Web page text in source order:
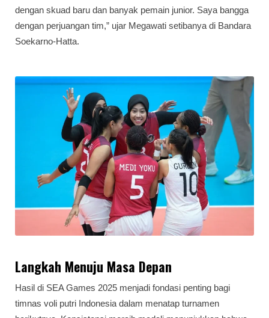
dengan skuad baru dan banyak pemain junior. Saya bangga
dengan perjuangan tim,” ujar Megawati setibanya di Bandara
Soekarno-Hatta.
Langkah Menuju Masa Depan
Hasil di SEA Games 2025 menjadi fondasi penting bagi
timnas voli putri Indonesia dalam menatap turnamen